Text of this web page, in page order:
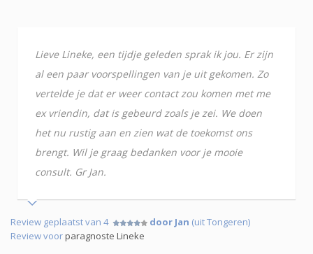
Lieve Lineke, een tijdje geleden sprak ik jou. Er zijn
al een paar voorspellingen van je uit gekomen. Zo
vertelde je dat er weer contact zou komen met me
ex vriendin, dat is gebeurd zoals je zei. We doen
het nu rustig aan en zien wat de toekomst ons
brengt. Wil je graag bedanken voor je mooie
consult. Gr Jan.
Review geplaatst van 4 door Jan (uit Tongeren)
Review voorparagnoste Lineke